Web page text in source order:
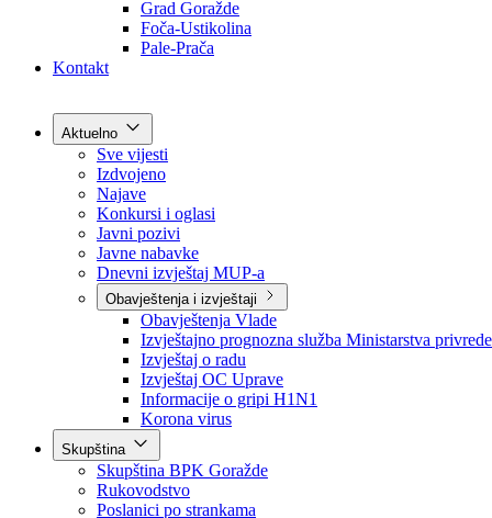
Sport
Općine
Kontakt
Aktuelno
Sve vijesti
Izdvojeno
Najave
Konkursi i oglasi
Javni pozivi
Javne nabavke
Dnevni izvještaj MUP-a
Obavještenja i izvještaji
Obavještenja Vlade
Izvještajno prognozna služba Ministarstva privrede
Izvještaj o radu
Izvještaj OC Uprave
Informacije o gripi H1N1
Korona virus
Skupština